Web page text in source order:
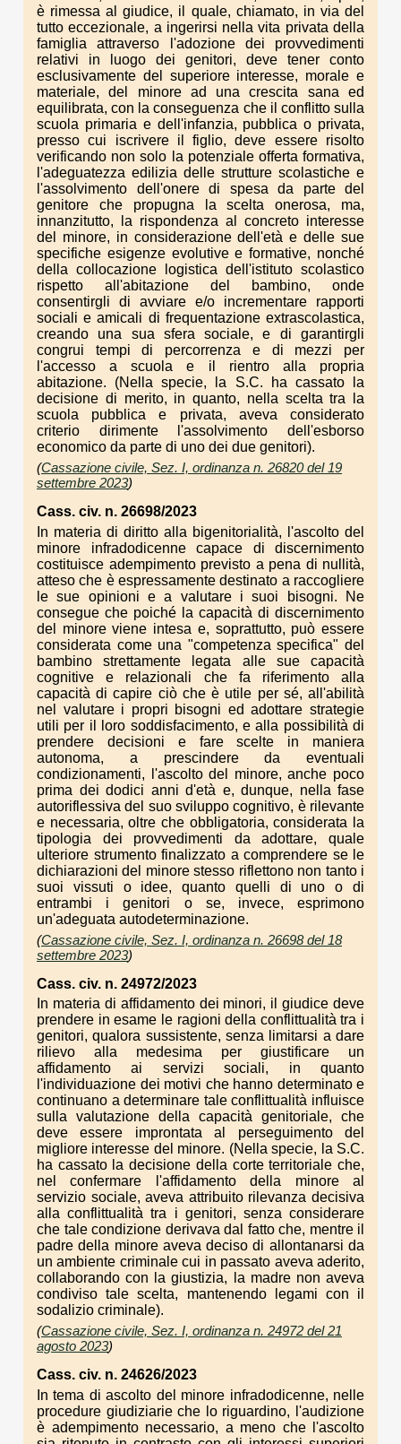
è rimessa al giudice, il quale, chiamato, in via del
tutto eccezionale, a ingerirsi nella vita privata della
famiglia attraverso l'adozione dei provvedimenti
relativi in luogo dei genitori, deve tener conto
esclusivamente del superiore interesse, morale e
materiale, del minore ad una crescita sana ed
equilibrata, con la conseguenza che il conflitto sulla
scuola primaria e dell'infanzia, pubblica o privata,
presso cui iscrivere il figlio, deve essere risolto
verificando non solo la potenziale offerta formativa,
l'adeguatezza edilizia delle strutture scolastiche e
l'assolvimento dell'onere di spesa da parte del
genitore che propugna la scelta onerosa, ma,
innanzitutto, la rispondenza al concreto interesse
del minore, in considerazione dell'età e delle sue
specifiche esigenze evolutive e formative, nonché
della collocazione logistica dell'istituto scolastico
rispetto all'abitazione del bambino, onde
consentirgli di avviare e/o incrementare rapporti
sociali e amicali di frequentazione extrascolastica,
creando una sua sfera sociale, e di garantirgli
congrui tempi di percorrenza e di mezzi per
l'accesso a scuola e il rientro alla propria
abitazione. (Nella specie, la S.C. ha cassato la
decisione di merito, in quanto, nella scelta tra la
scuola pubblica e privata, aveva considerato
criterio dirimente l'assolvimento dell'esborso
economico da parte di uno dei due genitori).
(Cassazione civile, Sez. I, ordinanza n. 26820 del 19
settembre 2023)
Cass. civ. n. 26698/2023
In materia di diritto alla bigenitorialità, l'ascolto del
minore infradodicenne capace di discernimento
costituisce adempimento previsto a pena di nullità,
atteso che è espressamente destinato a raccogliere
le sue opinioni e a valutare i suoi bisogni. Ne
consegue che poiché la capacità di discernimento
del minore viene intesa e, soprattutto, può essere
considerata come una "competenza specifica" del
bambino strettamente legata alle sue capacità
cognitive e relazionali che fa riferimento alla
capacità di capire ciò che è utile per sé, all'abilità
nel valutare i propri bisogni ed adottare strategie
utili per il loro soddisfacimento, e alla possibilità di
prendere decisioni e fare scelte in maniera
autonoma, a prescindere da eventuali
condizionamenti, l'ascolto del minore, anche poco
prima dei dodici anni d'età e, dunque, nella fase
autoriflessiva del suo sviluppo cognitivo, è rilevante
e necessaria, oltre che obbligatoria, considerata la
tipologia dei provvedimenti da adottare, quale
ulteriore strumento finalizzato a comprendere se le
dichiarazioni del minore stesso riflettono non tanto i
suoi vissuti o idee, quanto quelli di uno o di
entrambi i genitori o se, invece, esprimono
un'adeguata autodeterminazione.
(Cassazione civile, Sez. I, ordinanza n. 26698 del 18
settembre 2023)
Cass. civ. n. 24972/2023
In materia di affidamento dei minori, il giudice deve
prendere in esame le ragioni della conflittualità tra i
genitori, qualora sussistente, senza limitarsi a dare
rilievo alla medesima per giustificare un
affidamento ai servizi sociali, in quanto
l'individuazione dei motivi che hanno determinato e
continuano a determinare tale conflittualità influisce
sulla valutazione della capacità genitoriale, che
deve essere improntata al perseguimento del
migliore interesse del minore. (Nella specie, la S.C.
ha cassato la decisione della corte territoriale che,
nel confermare l'affidamento della minore al
servizio sociale, aveva attribuito rilevanza decisiva
alla conflittualità tra i genitori, senza considerare
che tale condizione derivava dal fatto che, mentre il
padre della minore aveva deciso di allontanarsi da
un ambiente criminale cui in passato aveva aderito,
collaborando con la giustizia, la madre non aveva
condiviso tale scelta, mantenendo legami con il
sodalizio criminale).
(Cassazione civile, Sez. I, ordinanza n. 24972 del 21
agosto 2023)
Cass. civ. n. 24626/2023
In tema di ascolto del minore infradodicenne, nelle
procedure giudiziarie che lo riguardino, l'audizione
è adempimento necessario, a meno che l'ascolto